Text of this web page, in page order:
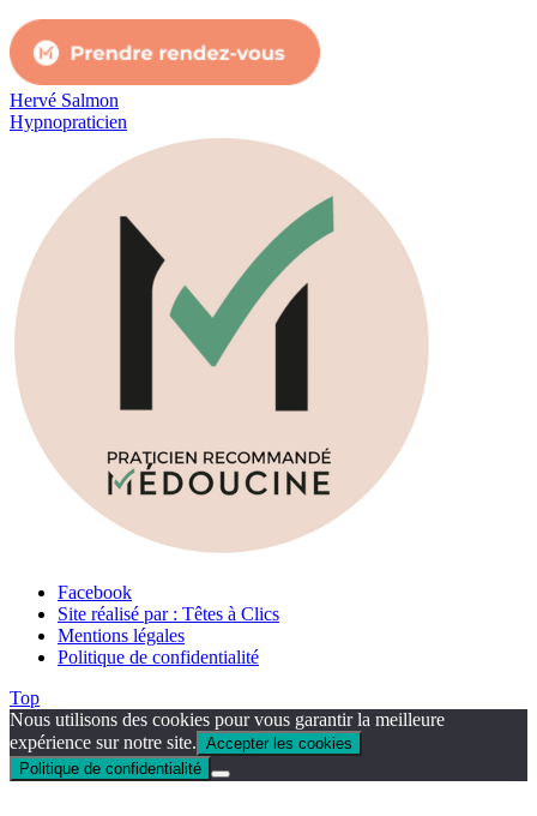
Hervé Salmon
Hypnopraticien
Facebook
Site réalisé par : Têtes à Clics
Mentions légales
Politique de confidentialité
Top
Nous utilisons des cookies pour vous garantir la meilleure
expérience sur notre site. Accepter les cookies
Politique de confidentialité